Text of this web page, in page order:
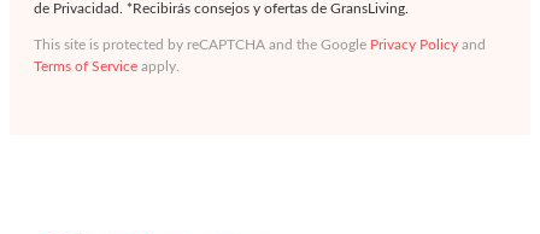
de Privacidad. *Recibirás consejos y ofertas de GransLiving.
This site is protected by reCAPTCHA and the Google Privacy Policy and
Terms of Service apply.